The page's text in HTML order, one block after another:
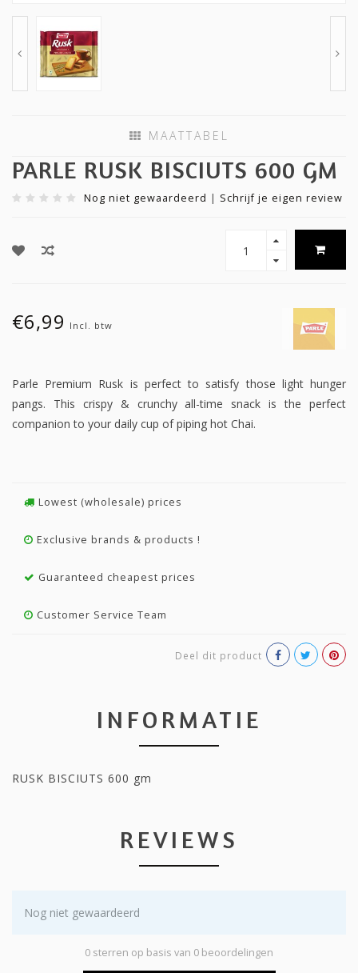
MAATTABEL
PARLE RUSK BISCIUTS 600 GM
Nog niet gewaardeerd | Schrijf je eigen review
€6,99 Incl. btw
Parle Premium Rusk is perfect to satisfy those light hunger
pangs. This crispy & crunchy all-time snack is the perfect
companion to your daily cup of piping hot Chai.
Lowest (wholesale) prices
Exclusive brands & products !
Guaranteed cheapest prices
Customer Service Team
Deel dit product
INFORMATIE
RUSK BISCIUTS 600 gm
REVIEWS
Nog niet gewaardeerd
0 sterren op basis van 0 beoordelingen